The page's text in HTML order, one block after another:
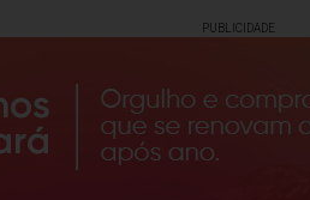
PUBLICIDADE